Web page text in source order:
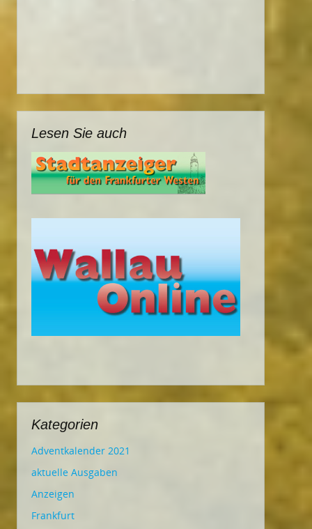
Lesen Sie auch
Kategorien
Adventkalender 2021
aktuelle Ausgaben
Anzeigen
Frankfurt